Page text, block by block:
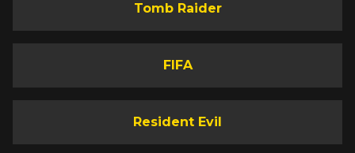
Tomb Raider
FIFA
Resident Evil